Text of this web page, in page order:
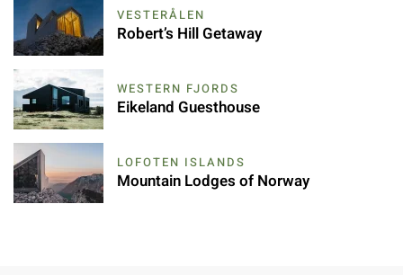
VESTERÅLEN
Robert’s Hill Getaway
WESTERN FJORDS
Eikeland Guesthouse
LOFOTEN ISLANDS
Mountain Lodges of Norway